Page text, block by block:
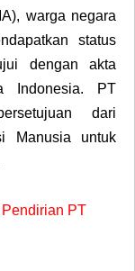
warga negara
status
dengan akta
Indonesia. PT
dari
Manusia untuk
PT